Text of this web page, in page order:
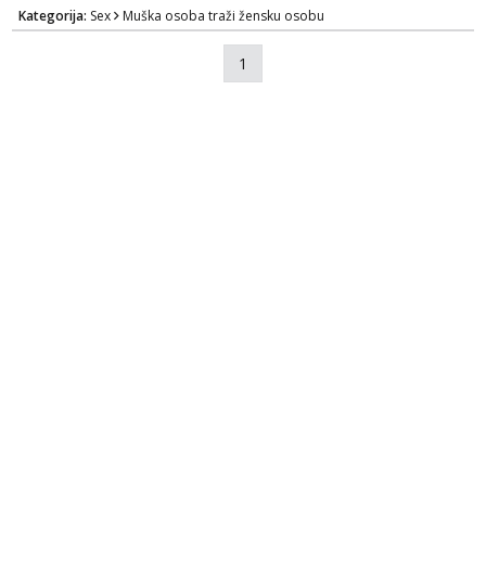
Kategorija: Sex Muška osoba traži žensku osobu
1